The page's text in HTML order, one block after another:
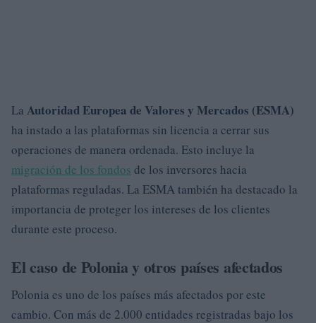
La Autoridad Europea de Valores y Mercados (ESMA)
ha instado a las plataformas sin licencia a cerrar sus
operaciones de manera ordenada. Esto incluye la
migración de los fondos de los inversores hacia
plataformas reguladas. La ESMA también ha destacado la
importancia de proteger los intereses de los clientes
durante este proceso.
El caso de Polonia y otros países afectados
Polonia es uno de los países más afectados por este
cambio. Con más de 2.000 entidades registradas bajo los